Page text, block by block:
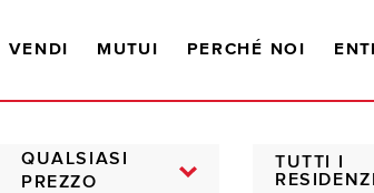
VENDI MUTUI PERCHÉ NOI
QUALSIASI
PREZZO
TUTTI I